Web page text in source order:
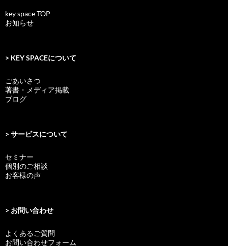
key space TOP
お知らせ
> KEY SPACEについて
ごあいさつ
著書・メディア掲載
ブログ
> サービスについて
セミナー
個別のご相談
お客様の声
> お問い合わせ
よくあるご質問
お問い合わせフォーム